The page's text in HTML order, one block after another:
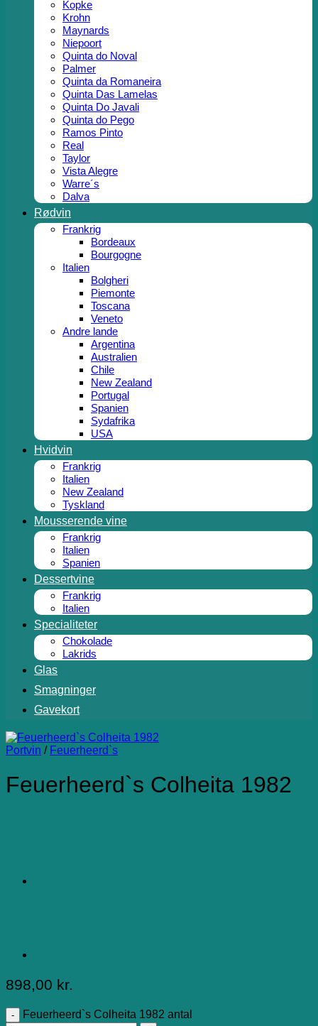
Kopke
Krohn
Maynards
Niepoort
Quinta do Noval
Palmer
Quinta da Romaneira
Quinta Das Lamelas
Quinta Do Javali
Quinta do Pego
Ramos Pinto
Real
Taylor
Vista Alegre
Warre´s
Dalva
Rødvin
Frankrig
Bordeaux
Bourgogne
Italien
Bolgheri
Piemonte
Toscana
Veneto
Andre lande
Argentina
Australien
Chile
New Zealand
Portugal
Spanien
Sydafrika
USA
Hvidvin
Frankrig
Italien
New Zealand
Tyskland
Mousserende vine
Frankrig
Italien
Spanien
Dessertvine
Frankrig
Italien
Specialiteter
Chokolade
Lakrids
Glas
Smagninger
Gavekort
Portvin / Feuerheerd`s
Feuerheerd`s Colheita 1982
898,00 kr.
Feuerheerd`s Colheita 1982 antal